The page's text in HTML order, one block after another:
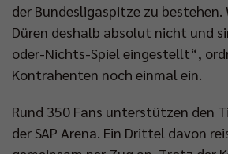
der Bundesligaspitze zu
Düren deshalb absolut nicht und
oder-Nichts-Spiel eingestellt“,
Kontrahenten noch einmal ein.
Rund 350 Fans unterstützen den
der SAP Arena. Ein Drittel davon